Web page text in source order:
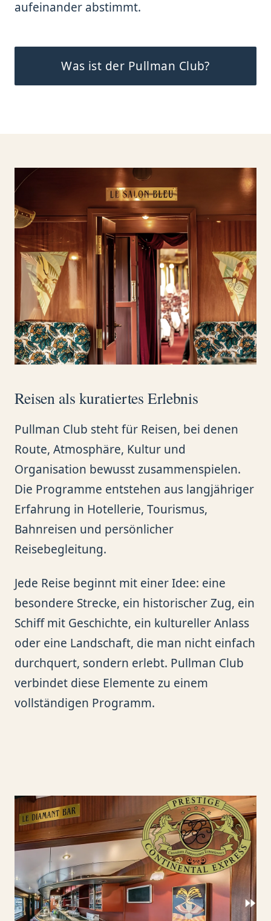
aufeinander abstimmt.
Was ist der Pullman Club?
Reisen als kuratiertes Erlebnis
Pullman Club steht für Reisen, bei denen
Route, Atmosphäre, Kultur und
Organisation bewusst zusammenspielen.
Die Programme entstehen aus langjähriger
Erfahrung in Hotellerie, Tourismus,
Bahnreisen und persönlicher
Reisebegleitung.
Jede Reise beginnt mit einer Idee: eine
besondere Strecke, ein historischer Zug, ein
Schiff mit Geschichte, ein kultureller Anlass
oder eine Landschaft, die man nicht einfach
durchquert, sondern erlebt. Pullman Club
verbindet diese Elemente zu einem
vollständigen Programm.